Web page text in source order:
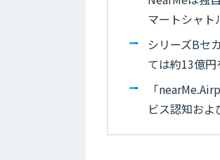
マートシャト
シリーズBセ
ては約13億
「
ビス認知お